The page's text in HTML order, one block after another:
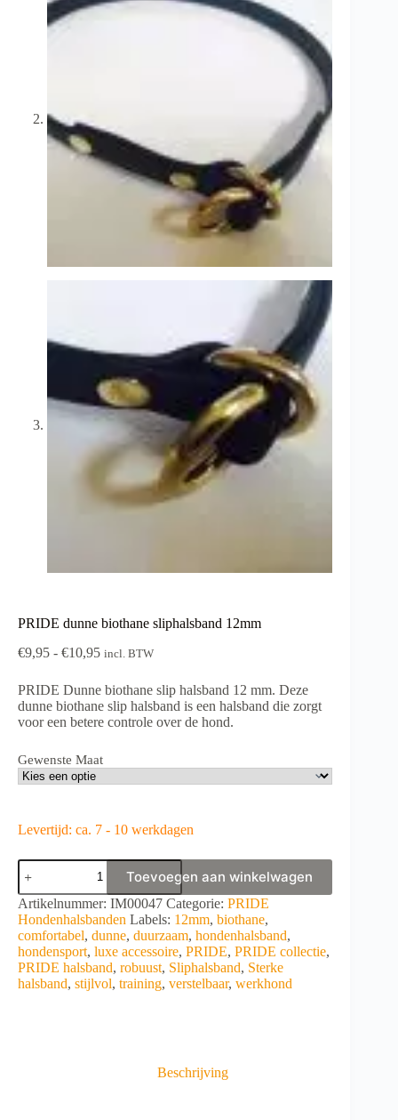
PRIDE dunne biothane sliphalsband 12mm
€9,95 - €10,95Prijsklasse:
tot
€10,95
incl. BTW
PRIDE Dunne biothane slip halsband 12 mm. Deze
dunne biothane slip halsband is een halsband die zorgt
voor een betere controle over de hond.
Gewenste Maat
Levertijd: ca. 7 - 10 werkdagen
PRIDE
dunne
biothane
sliphalsband
12mm
aantal
Toevoegen aan winkelwagen
A
l
t
e
r
n
Artikelnummer: IM00047 Categorie: PRIDE
Hondenhalsbanden Labels: 12mm, biothane,
comfortabel, dunne, duurzaam, hondenhalsband,
hondensport, luxe accessoire, PRIDE, PRIDE collectie,
PRIDE halsband, robuust, Sliphalsband, Sterke
halsband, stijlvol, training, verstelbaar, werkhond
Beschrijving